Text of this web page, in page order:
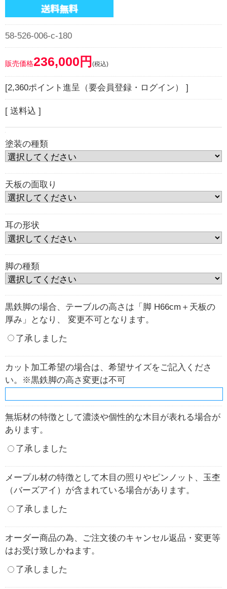
58-526-006-c-180
販売価格236,000円 (税込)
[2,360ポイント進呈（要会員登録・ログイン） ]
[ 送料込 ]
塗装の種類
天板の面取り
耳の形状
脚の種類
黒鉄脚の場合、テーブルの高さは「脚 H66cm＋天板の
厚み」となり、 変更不可となります。
了承しました
カット加工希望の場合は、希望サイズをご記入くださ
い。※黒鉄脚の高さ変更は不可
無垢材の特徴として濃淡や個性的な木目が表れる場合が
あります。
了承しました
メープル材の特徴として木目の照りやピンノット、玉杢
（バーズアイ）が含まれている場合があります。
了承しました
オーダー商品の為、ご注文後のキャンセル返品・変更等
はお受け致しかねます。
了承しました